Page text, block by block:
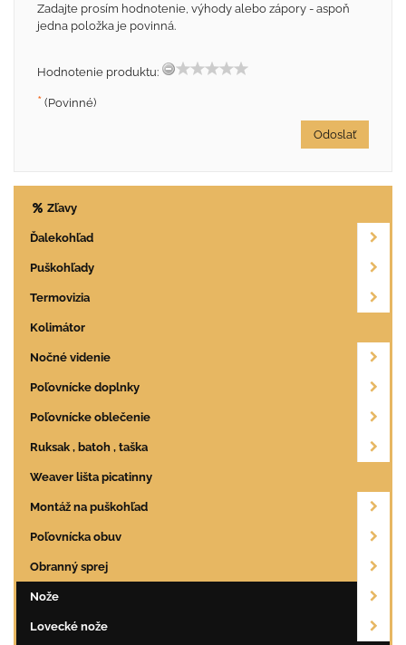
Zadajte prosím hodnotenie, výhody alebo zápory - aspoň
jedna položka je povinná.
Hodnotenie produktu:
* (Povinné)
Odoslať
Zľavy
Ďalekohľad
Puškohľady
Termovizia
Kolimátor
Nočné videnie
Poľovnícke doplnky
Poľovnícke oblečenie
Ruksak , batoh , taška
Weaver lišta picatinny
Montáž na puškohľad
Poľovnícka obuv
Obranný sprej
Nože
Lovecké nože